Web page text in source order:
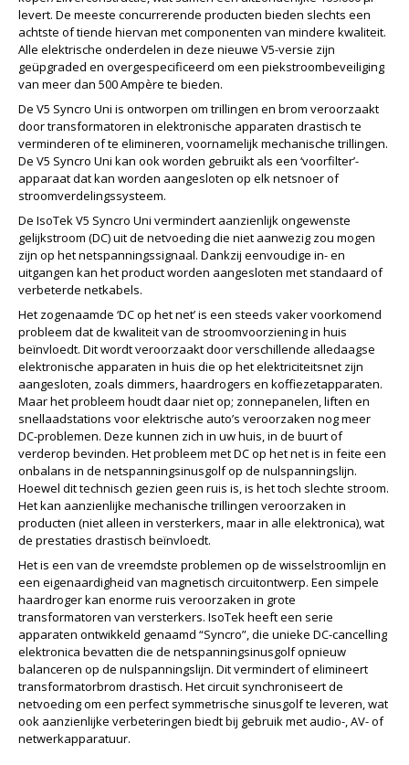
levert. De meeste concurrerende producten bieden slechts een
achtste of tiende hiervan met componenten van mindere kwaliteit.
Alle elektrische onderdelen in deze nieuwe V5-versie zijn
geüpgraded en overgespecificeerd om een piekstroombeveiliging
van meer dan 500 Ampère te bieden.
De V5 Syncro Uni is ontworpen om trillingen en brom veroorzaakt
door transformatoren in elektronische apparaten drastisch te
verminderen of te elimineren, voornamelijk mechanische trillingen.
De V5 Syncro Uni kan ook worden gebruikt als een ‘voorfilter’-
apparaat dat kan worden aangesloten op elk netsnoer of
stroomverdelingssysteem.
De IsoTek V5 Syncro Uni vermindert aanzienlijk ongewenste
gelijkstroom (DC) uit de netvoeding die niet aanwezig zou mogen
zijn op het netspanningssignaal. Dankzij eenvoudige in- en
uitgangen kan het product worden aangesloten met standaard of
verbeterde netkabels.
Het zogenaamde ‘DC op het net’ is een steeds vaker voorkomend
probleem dat de kwaliteit van de stroomvoorziening in huis
beïnvloedt. Dit wordt veroorzaakt door verschillende alledaagse
elektronische apparaten in huis die op het elektriciteitsnet zijn
aangesloten, zoals dimmers, haardrogers en koffiezetapparaten.
Maar het probleem houdt daar niet op; zonnepanelen, liften en
snellaadstations voor elektrische auto’s veroorzaken nog meer
DC-problemen. Deze kunnen zich in uw huis, in de buurt of
verderop bevinden. Het probleem met DC op het net is in feite een
onbalans in de netspanningsinusgolf op de nulspanningslijn.
Hoewel dit technisch gezien geen ruis is, is het toch slechte stroom.
Het kan aanzienlijke mechanische trillingen veroorzaken in
producten (niet alleen in versterkers, maar in alle elektronica), wat
de prestaties drastisch beïnvloedt.
Het is een van de vreemdste problemen op de wisselstroomlijn en
een eigenaardigheid van magnetisch circuitontwerp. Een simpele
haardroger kan enorme ruis veroorzaken in grote
transformatoren van versterkers. IsoTek heeft een serie
apparaten ontwikkeld genaamd “Syncro”, die unieke DC-cancelling
elektronica bevatten die de netspanningsinusgolf opnieuw
balanceren op de nulspanningslijn. Dit vermindert of elimineert
transformatorbrom drastisch. Het circuit synchroniseert de
netvoeding om een perfect symmetrische sinusgolf te leveren, wat
ook aanzienlijke verbeteringen biedt bij gebruik met audio-, AV- of
netwerkapparatuur.